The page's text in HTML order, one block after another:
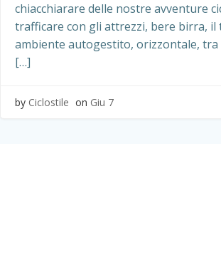
chiacchiarare delle nostre avventure
trafficare con gli attrezzi, bere birra,
ambiente autogestito, orizzontale, tra
[…]
by Ciclostile on Giu 7